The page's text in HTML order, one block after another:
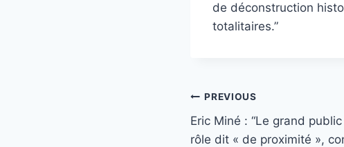
de déconstruction
totalitaires.”
Post
navigation
PREVIOUS
Eric Miné : “Le grand
rôle dit « de proximité »,